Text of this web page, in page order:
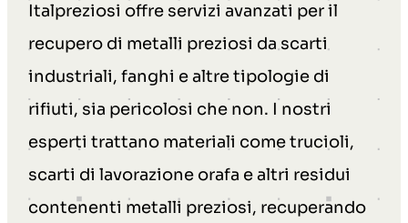
Italpreziosi offre servizi avanzati per il
recupero di metalli preziosi da scarti
industriali, fanghi e altre tipologie di
rifiuti, sia pericolosi che non. I nostri
esperti trattano materiali come trucioli,
scarti di lavorazione orafa e altri residui
contenenti metalli preziosi, recuperando